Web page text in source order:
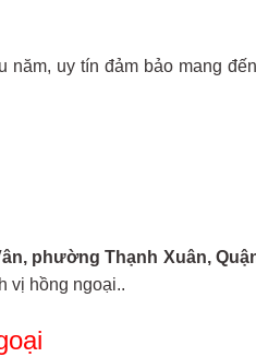
uy tín đảm bảo mang
phường Thạnh Xuân,
vị hồng ngoại..